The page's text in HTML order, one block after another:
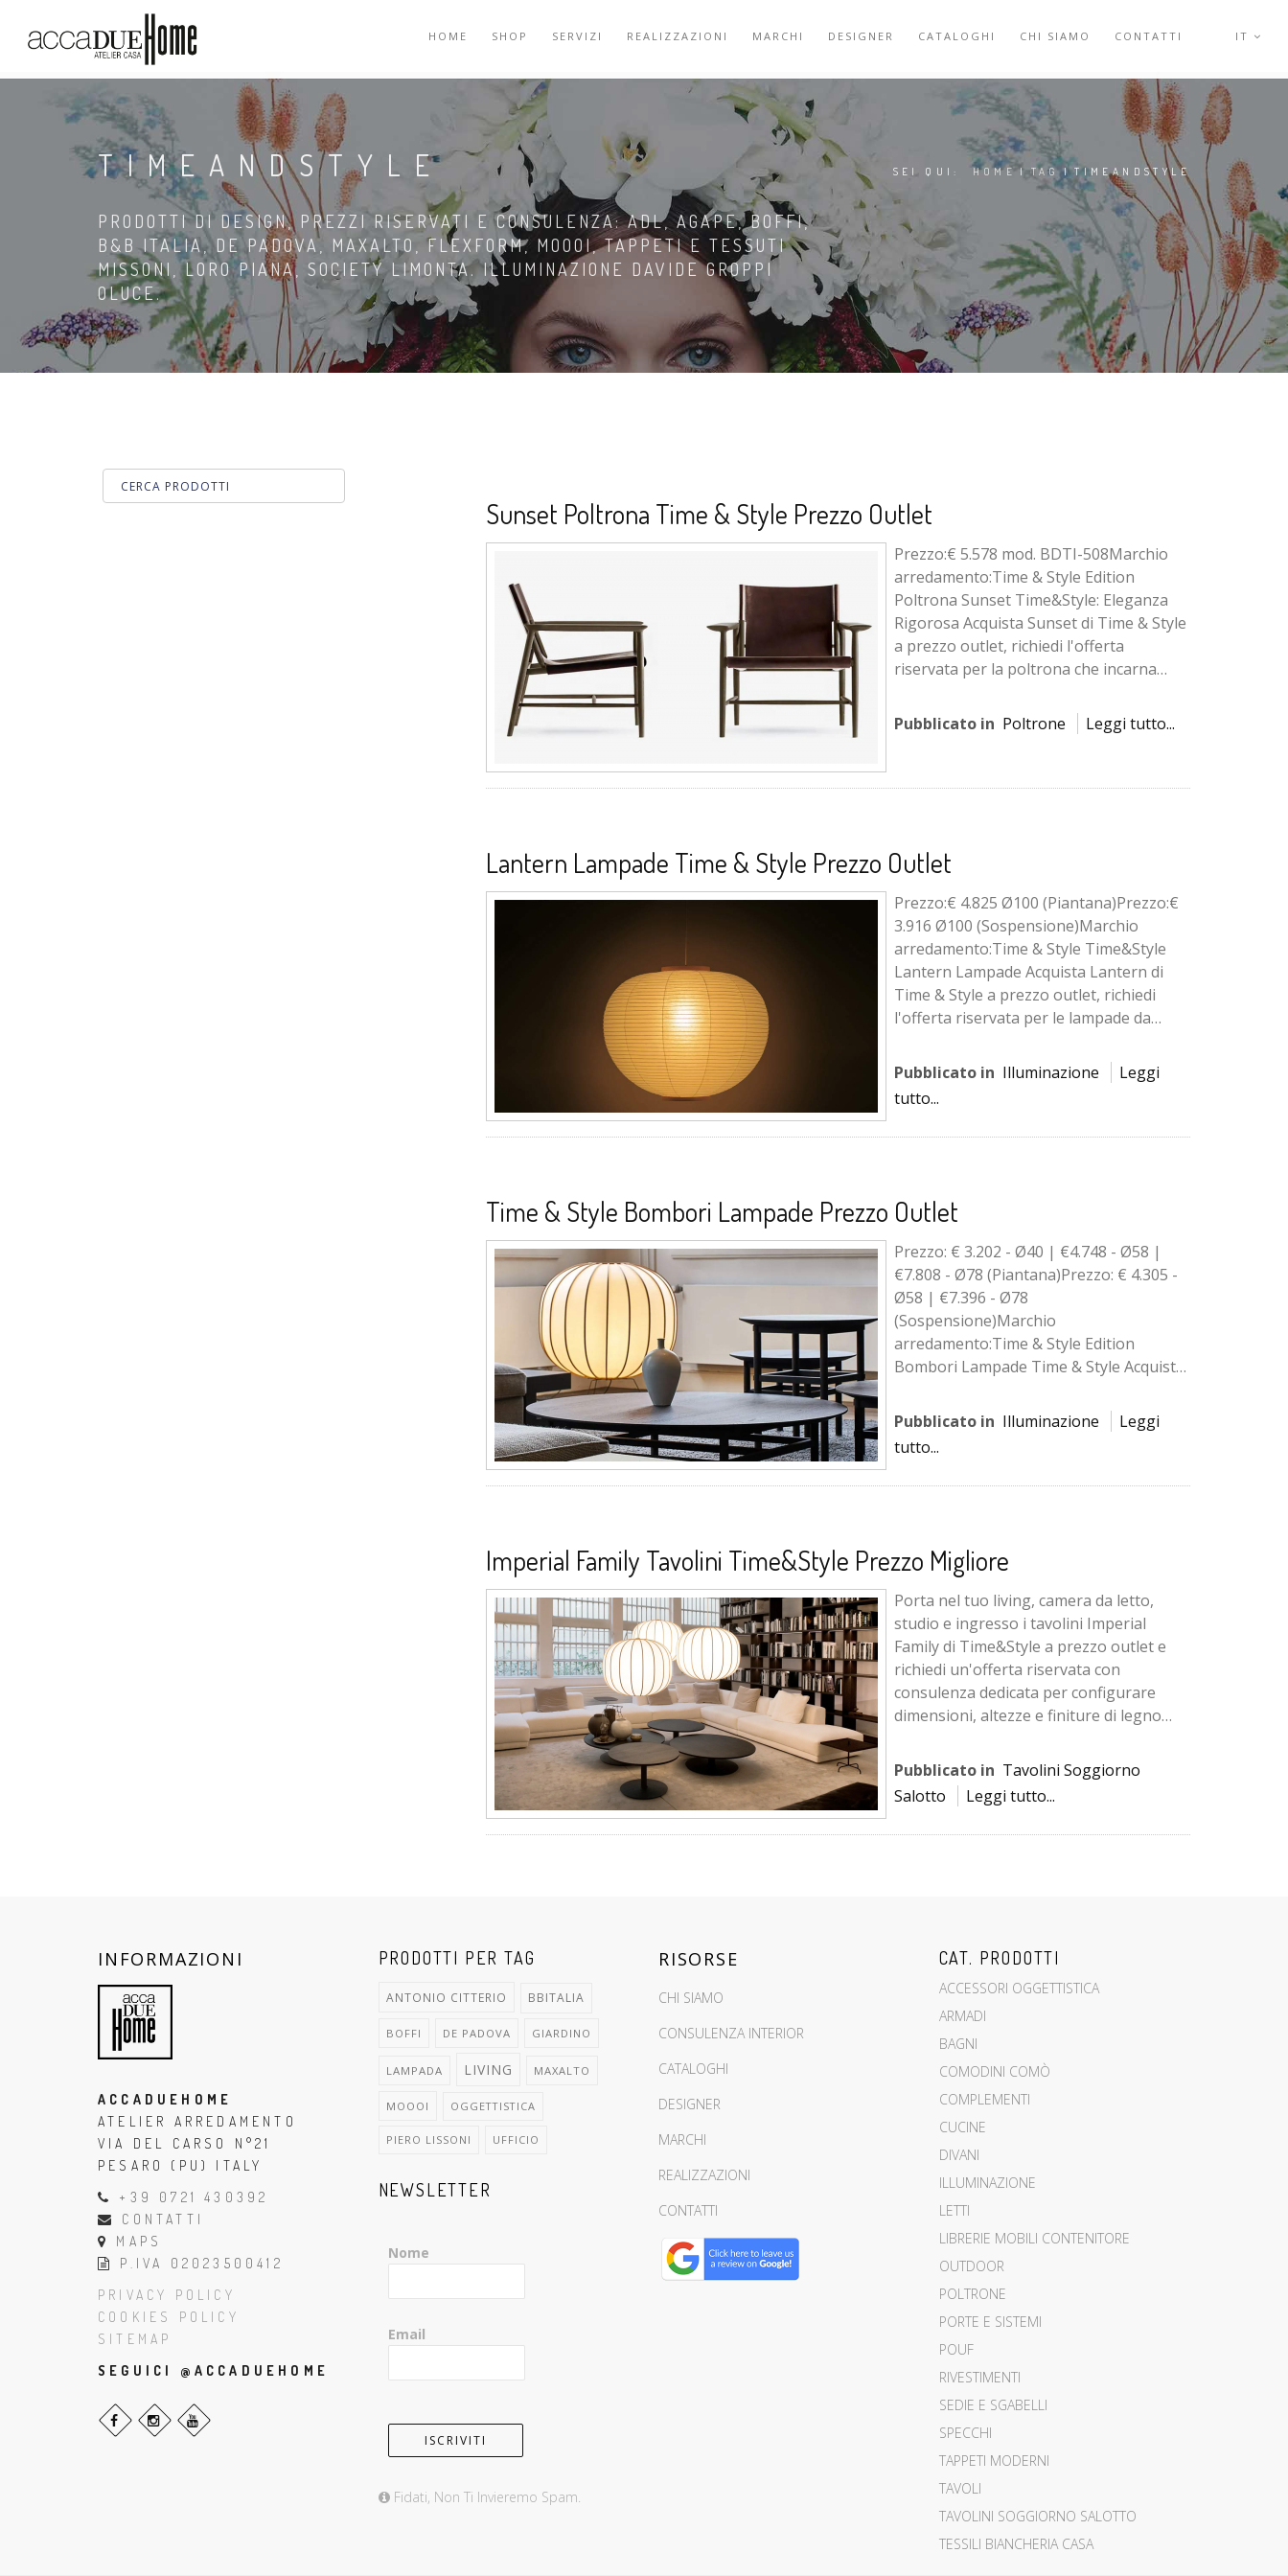
IT
HOME SHOP SERVIZI REALIZZAZIONI MARCHI DESIGNER CATALOGHI CHI SIAMO CONTATTI
TIMEANDSTYLE
PRODOTTI DI DESIGN, PREZZI RISERVATI E CONSULENZA: ADL, AGAPE, BOFFI,
B&B ITALIA, DE PADOVA, MAXALTO, FLEXFORM, MOOOI, TAPPETI E TESSUTI
MISSONI, LORO PIANA, SOCIETY LIMONTA. ILLUMINAZIONE DAVIDE GROPPI
OLUCE.
SEI QUI: HOME | TAG | TIMEANDSTYLE
Sunset Poltrona Time & Style Prezzo Outlet
Prezzo:€ 5.578 mod. BDTI-508Marchio
arredamento:Time & Style Edition
Poltrona Sunset Time&Style: Eleganza
Rigorosa Acquista Sunset di Time & Style
a prezzo outlet, richiedi l'offerta
riservata per la poltrona che incarna
Pubblicato in Poltrone Leggi tutto...
Lantern Lampade Time & Style Prezzo Outlet
Prezzo:€ 4.825 Ø100 (Piantana)Prezzo:€
3.916 Ø100 (Sospensione)Marchio
arredamento:Time & Style Time&Style
Lantern Lampade Acquista Lantern di
Time & Style a prezzo outlet, richiedi
l'offerta riservata per le lampade da
Pubblicato in Illuminazione
Leggi
tutto...
Time & Style Bombori Lampade Prezzo Outlet
Prezzo: € 3.202 - Ø40 | €4.748 - Ø58 |
€7.808 - Ø78 (Piantana)Prezzo: € 4.305 -
Ø58 | €7.396 - Ø78
(Sospensione)Marchio
arredamento:Time & Style Edition
Bombori Lampade Time & Style Acquista
richiedi l'offerta ri...
Pubblicato in Illuminazione
Leggi
tutto...
Imperial Family Tavolini Time&Style Prezzo Migliore
Porta nel tuo living, camera da letto,
studio e ingresso i tavolini Imperial
Family di Time&Style a prezzo outlet e
richiedi un'offerta riservata con
consulenza dedicata per configurare
dimensioni, altezze e finiture di legno
Pubblicato in Tavolini Soggiorno
Salotto
Leggi tutto...
INFORMAZIONI
ACCADUEHOME
ATELIER ARREDAMENTO
VIA DEL CARSO N°21
PESARO (PU) ITALY
+39 0721 430392
CONTATTI
MAPS
P.IVA 02023500412
PRIVACY POLICY
COOKIES POLICY
SITEMAP
SEGUICI @ACCADUEHOME
PRODOTTI PER TAG
ANTONIO CITTERIO BBITALIA
BOFFI DE PADOVA GIARDINO
LAMPADA LIVING MAXALTO
MOOOI OGGETTISTICA
PIERO LISSONI UFFICIO
NEWSLETTER
Nome
Email
Fidati, Non Ti Invieremo Spam.
RISORSE
CHI SIAMO
CONSULENZA INTERIOR
CATALOGHI
DESIGNER
MARCHI
REALIZZAZIONI
CONTATTI
CAT. PRODOTTI
ACCESSORI OGGETTISTICA
ARMADI
BAGNI
COMODINI COMÒ
COMPLEMENTI
CUCINE
DIVANI
ILLUMINAZIONE
LETTI
LIBRERIE MOBILI CONTENITORE
OUTDOOR
POLTRONE
PORTE E SISTEMI
POUF
RIVESTIMENTI
SEDIE E SGABELLI
SPECCHI
TAPPETI MODERNI
TAVOLI
TAVOLINI SOGGIORNO SALOTTO
TESSILI BIANCHERIA CASA